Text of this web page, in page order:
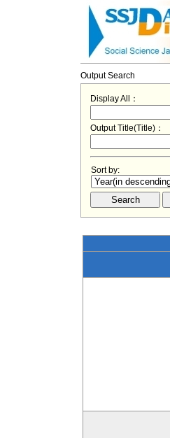
Output Search
Display All：
Output Title(Title)：
Sort by: